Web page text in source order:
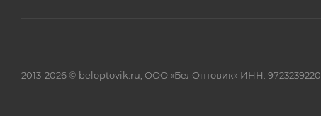
2013-2026 © beloptovik.ru, ООО «БелОптовик» ИНН: 9723239220